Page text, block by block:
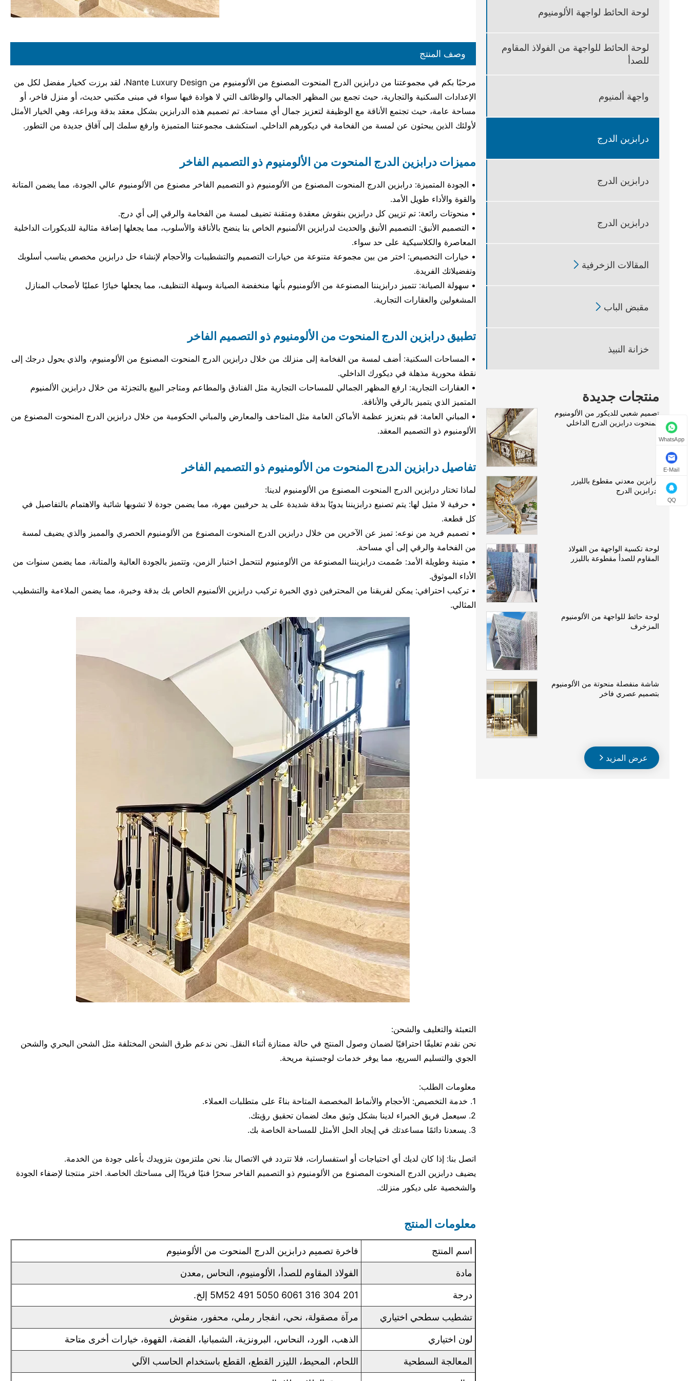
لوحة الحائط لواجهة الألومنيوم
لوحة الحائط للواجهة من الفولاذ المقاوم
للصدأ
واجهة ألمنيوم
درابزين الدرج
درابزين الدرج
درابزين الدرج
المقالات الزخرفية 
مقبض الباب 
خزانة النبيذ
منتجات جديدة
تصميم شعبي للديكور من الألومنيوم
المنحوت درابزين الدرج الداخلي
درابزين معدني مقطوع بالليزر
لدرابزين الدرج
لوحة تكسية الواجهة من الفولاذ
المقاوم للصدأ مقطوعة بالليزر
لوحة حائط للواجهة من الألومنيوم
المزخرف
شاشة منفصلة منحوتة من الألومنيوم
بتصميم عصري فاخر
عرض المزيد
وصف المنتج
مرحبًا بكم في مجموعتنا من درابزين الدرج المنحوت المصنوع من الألومنيوم من Nante Luxury Design، لقد برزت كخيار مفضل لكل من
الإعدادات السكنية والتجارية، حيث تجمع بين المظهر الجمالي والوظائف التي لا هوادة فيها سواء في مبنى مكتبي حديث، أو منزل فاخر، أو
مساحة عامة، حيث تجتمع الأناقة مع الوظيفة لتعزيز جمال أي مساحة. تم تصميم هذه الدرابزين بشكل معقد بدقة وبراعة، وهي الخيار الأمثل
لأولئك الذين يبحثون عن لمسة من الفخامة في ديكورهم الداخلي. استكشف مجموعتنا المتميزة وارفع سلمك إلى آفاق جديدة من التطور.
مميزات درابزين الدرج المنحوت من الألومنيوم ذو التصميم الفاخر
• الجودة المتميزة: درابزين الدرج المنحوت المصنوع من الألومنيوم ذو التصميم الفاخر مصنوع من الألومنيوم عالي الجودة، مما يضمن المتانة
والقوة والأداء طويل الأمد.
• منحوتات رائعة: تم تزيين كل درابزين بنقوش معقدة ومتقنة تضيف لمسة من الفخامة والرقي إلى أي درج.
• التصميم الأنيق: التصميم الأنيق والحديث لدرابزين الألمنيوم الخاص بنا ينضح بالأناقة والأسلوب، مما يجعلها إضافة مثالية للديكورات الداخلية
المعاصرة والكلاسيكية على حد سواء.
• خيارات التخصيص: اختر من بين مجموعة متنوعة من خيارات التصميم والتشطيبات والأحجام لإنشاء حل درابزين مخصص يناسب أسلوبك
وتفضيلاتك الفريدة.
• سهولة الصيانة: تتميز درابزيننا المصنوعة من الألومنيوم بأنها منخفضة الصيانة وسهلة التنظيف، مما يجعلها خيارًا عمليًا لأصحاب المنازل
المشغولين والعقارات التجارية.
تطبيق درابزين الدرج المنحوت من الألومنيوم ذو التصميم الفاخر
• المساحات السكنية: أضف لمسة من الفخامة إلى منزلك من خلال درابزين الدرج المنحوت المصنوع من الألومنيوم، والذي يحول درجك إلى
نقطة محورية مذهلة في ديكورك الداخلي.
• العقارات التجارية: ارفع المظهر الجمالي للمساحات التجارية مثل الفنادق والمطاعم ومتاجر البيع بالتجزئة من خلال درابزين الألمنيوم
المتميز الذي يتميز بالرقي والأناقة.
• المباني العامة: قم بتعزيز عظمة الأماكن العامة مثل المتاحف والمعارض والمباني الحكومية من خلال درابزين الدرج المنحوت المصنوع من
الألومنيوم ذو التصميم المعقد.
تفاصيل درابزين الدرج المنحوت من الألومنيوم ذو التصميم الفاخر
لماذا تختار درابزين الدرج المنحوت المصنوع من الألومنيوم لدينا:
• حرفية لا مثيل لها: يتم تصنيع درابزيننا يدويًا بدقة شديدة على يد حرفيين مهرة، مما يضمن جودة لا تشوبها شائبة والاهتمام بالتفاصيل في
كل قطعة.
• تصميم فريد من نوعه: تميز عن الآخرين من خلال درابزين الدرج المنحوت المصنوع من الألومنيوم الحصري والمميز والذي يضيف لمسة
من الفخامة والرقي إلى أي مساحة.
• متينة وطويلة الأمد: صُممت درابزيننا المصنوعة من الألومنيوم لتتحمل اختبار الزمن، وتتميز بالجودة العالية والمتانة، مما يضمن سنوات من
الأداء الموثوق.
• تركيب احترافي: يمكن لفريقنا من المحترفين ذوي الخبرة تركيب درابزين الألمنيوم الخاص بك بدقة وخبرة، مما يضمن الملاءمة والتشطيب
المثالي.
التعبئة والتغليف والشحن:
نحن نقدم تغليفًا احترافيًا لضمان وصول المنتج في حالة ممتازة أثناء النقل. نحن ندعم طرق الشحن المختلفة مثل الشحن البحري والشحن
الجوي والتسليم السريع، مما يوفر خدمات لوجستية مريحة.
معلومات الطلب:
1. خدمة التخصيص: الأحجام والأنماط المخصصة المتاحة بناءً على متطلبات العملاء.
2. سيعمل فريق الخبراء لدينا بشكل وثيق معك لضمان تحقيق رؤيتك.
3. يسعدنا دائمًا مساعدتك في إيجاد الحل الأمثل للمساحة الخاصة بك.
اتصل بنا: إذا كان لديك أي احتياجات أو استفسارات، فلا تتردد في الاتصال بنا. نحن ملتزمون بتزويدك بأعلى جودة من الخدمة.
يضيف درابزين الدرج المنحوت المصنوع من الألومنيوم ذو التصميم الفاخر سحرًا فنيًا فريدًا إلى مساحتك الخاصة. اختر منتجنا لإضفاء الجودة
والشخصية على ديكور منزلك.
معلومات المنتج
اسم المنتج فاخرة تصميم درابزين الدرج المنحوت من الألومنيوم
مادة الفولاذ المقاوم للصدأ، الألومنيوم، النحاس ,معدن
درجة 201 304 316 5M52 491 5050 6061 إلخ.
تشطيب سطحي اختياري مرآة مصقولة، نحي، انفجار رملي، محفور، منقوش
لون اختياري الذهب، الورد، النحاس، البرونزية، الشمبانيا، الفضة، القهوة، خيارات أخرى متاحة
المعالجة السطحية اللحام، المحيط، الليزر القطع، القطع باستخدام الحاسب الآلي
WhatsApp
E-Mail
QQ